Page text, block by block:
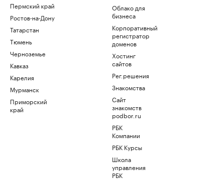
Пермский край
Ростов-на-Дону
Татарстан
Тюмень
Черноземье
Кавказ
Карелия
Мурманск
Приморский
край
Облако для
бизнеса
Корпоративный
регистратор
доменов
Хостинг
сайтов
Рег.решения
Знакомства
Сайт
знакомств
podbor.ru
РБК
Компании
РБК Курсы
Школа
управления
РБК